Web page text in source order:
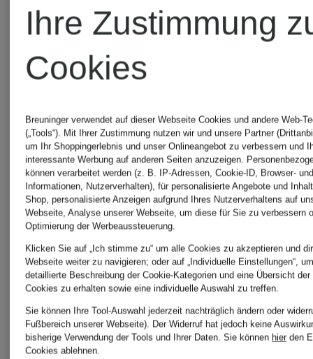
Pack
Panties
ESSENTIALS
24,95 €
Pack
Bestpreis:
16,99 €
Ihre Zustimmung
Cookies
Breuninger verwendet auf dieser Webseite Cookies und andere Web-
(„Tools“). Mit Ihrer Zustimmung nutzen wir und unsere Partner
um Ihr Shoppingerlebnis und unser Onlineangebot zu verbessern und
interessante Werbung auf anderen Seiten anzuzeigen.
können verarbeitet werden (z. B. IP-Adressen, Cookie-ID, Browser-
Informationen, Nutzerverhalten), für personalisierte Angebote und
Shop, personalisierte Anzeigen aufgrund Ihres Nutzerverhaltens auf
Webseite, Analyse unserer Webseite, um diese für Sie zu verbessern
Optimierung der Werbeaussteuerung.
Klicken Sie auf „Ich stimme zu“ um alle Cookies zu akzeptieren und
Webseite weiter zu navigieren; oder auf „Individuelle Einstellungen“,
detaillierte Beschreibung der Cookie-Kategorien und eine Übersicht
Cookies zu erhalten sowie eine individuelle Auswahl zu treffen.
Sie können Ihre Tool-Auswahl jederzeit nachträglich ändern oder
Fußbereich unserer Webseite). Der Widerruf hat jedoch keine
bisherige Verwendung der Tools und Ihrer Daten. Sie können hier den
Cookies ablehnen.